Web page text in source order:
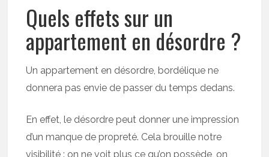
Quels effets sur un
appartement en désordre ?
Un appartement en désordre, bordélique ne
donnera pas envie de passer du temps dedans.
En effet, le désordre peut donner une impression
d’un manque de propreté. Cela brouille notre
visibilité : on ne voit plus ce qu’on possède, on